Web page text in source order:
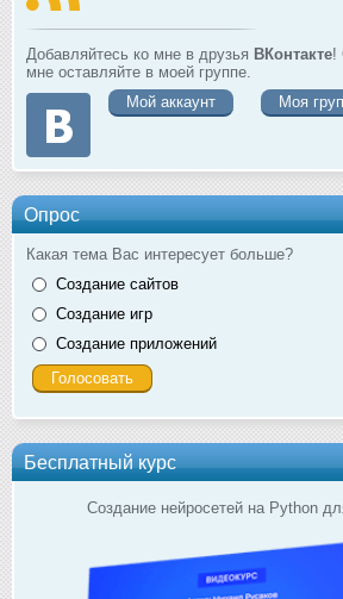
Добавляйтесь ко мне в друзья ВКонтакте!
мне оставляйте в моей группе.
Мой аккаунт
Моя
Опрос
Какая тема Вас интересует больше?
Создание сайтов
Создание игр
Создание приложений
Бесплатный курс
Создание нейросетей на Python